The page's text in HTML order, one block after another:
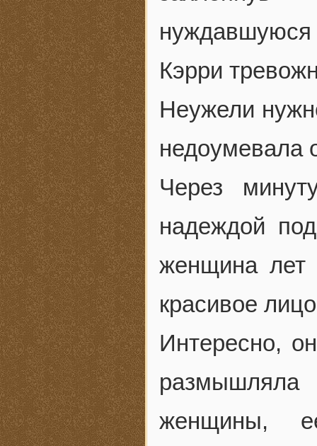
нуждавшуюся
Кэрри
Неужели
недоумевала
Через
надеждой
женщина лет
красивое
Интересно,
женщины,